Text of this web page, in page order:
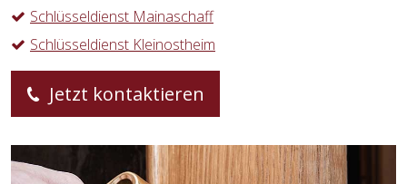
Schlüsseldienst Mainaschaff
Schlüsseldienst Kleinostheim
Jetzt kontaktieren